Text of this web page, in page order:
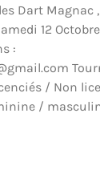
Dart Magnac
12
:
/ Non
/